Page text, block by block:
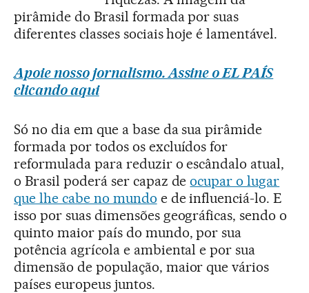
pirâmide do Brasil formada por suas
diferentes classes sociais hoje é lamentável.
Apoie nosso jornalismo. Assine o EL PAÍS
clicando aqui
Só no dia em que a base da sua pirâmide
formada por todos os excluídos for
reformulada para reduzir o escândalo atual,
o Brasil poderá ser capaz deocupar o lugar
que lhe cabe no mundo e de influenciá-lo. E
isso por suas dimensões geográficas, sendo o
quinto maior país do mundo, por sua
potência agrícola e ambiental e por sua
dimensão de população, maior que vários
países europeus juntos.